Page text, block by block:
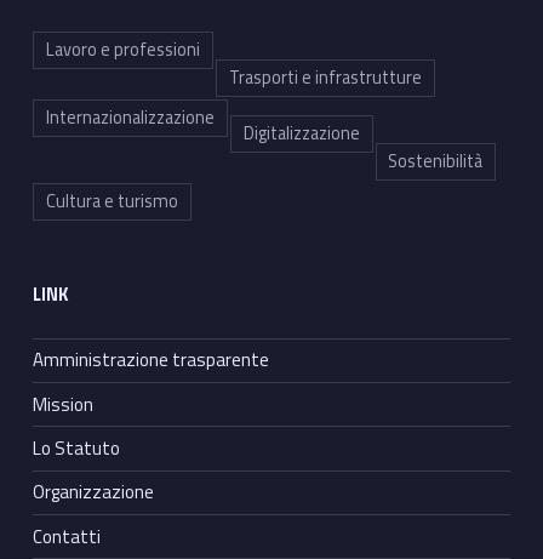
Lavoro e professioni
Trasporti e infrastrutture
Internazionalizzazione
Digitalizzazione
Sostenibilità
Cultura e turismo
LINK
Amministrazione trasparente
Mission
Lo Statuto
Organizzazione
Contatti